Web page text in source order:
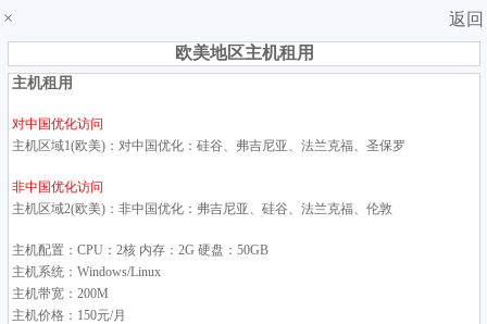
×
返回
欧美地区主机租用
主机租用
对中国优化访问
主机区域1(欧美)：对中国优化：硅谷、弗吉尼亚、法兰克福、圣保罗
非中国优化访问
主机区域2(欧美)：非中国优化：弗吉尼亚、硅谷、法兰克福、伦敦
主机配置：CPU：2核 内存：2G 硬盘：50GB
主机系统：Windows/Linux
主机带宽：200M
主机价格：150元/月